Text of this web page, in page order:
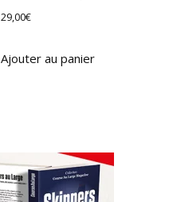
29,00€
Ajouter au panier